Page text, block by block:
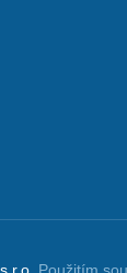
Použitím